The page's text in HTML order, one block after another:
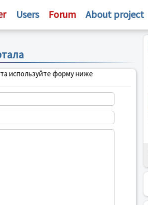
Users Forum About project
используйте форму ниже